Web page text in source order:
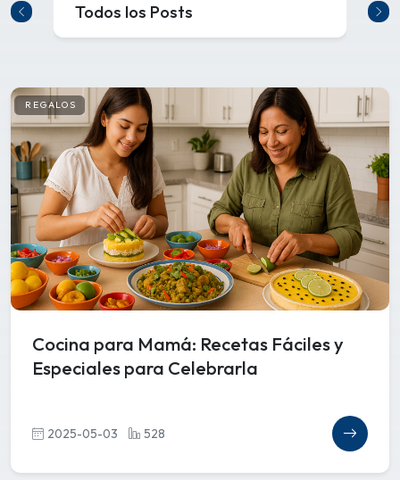
Todos los Posts
REGALOS
Cocina para Mamá: Recetas Fáciles y
Especiales para Celebrarla
2025-05-03 528